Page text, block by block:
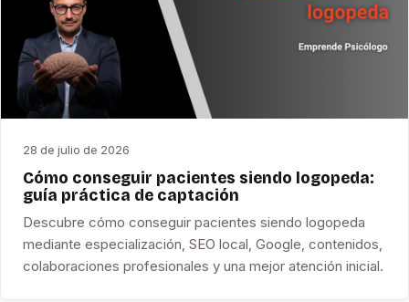
28 de julio de 2026
Cómo conseguir pacientes siendo logopeda:
guía práctica de captación
Descubre cómo conseguir pacientes siendo logopeda
mediante especialización, SEO local, Google, contenidos,
colaboraciones profesionales y una mejor atención inicial.